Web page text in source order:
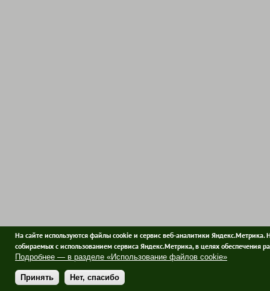
На сайте используются файлы cookie и сервис веб-аналитики
собираемых с использованием сервиса Яндекс.Метрика, в целях обеспечения
Подробнее — в разделе «Использование файлов cookie»
Принять Нет, спасибо